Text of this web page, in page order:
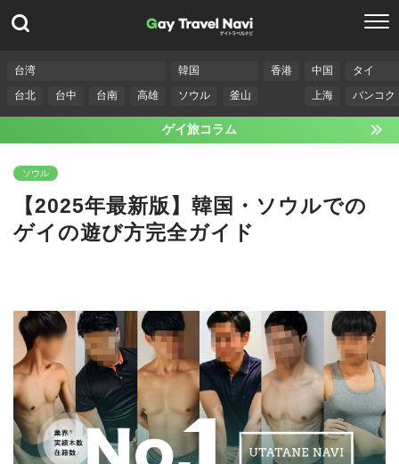
台湾
台北
台中 台南 高雄
韓国
ソウル
釜山
香港
中国
上海
タイ
バンコク
ゲイ旅コラム
ソウル
【2025年最新版】韓国・ソウルでの
ゲイの遊び方完全ガイド